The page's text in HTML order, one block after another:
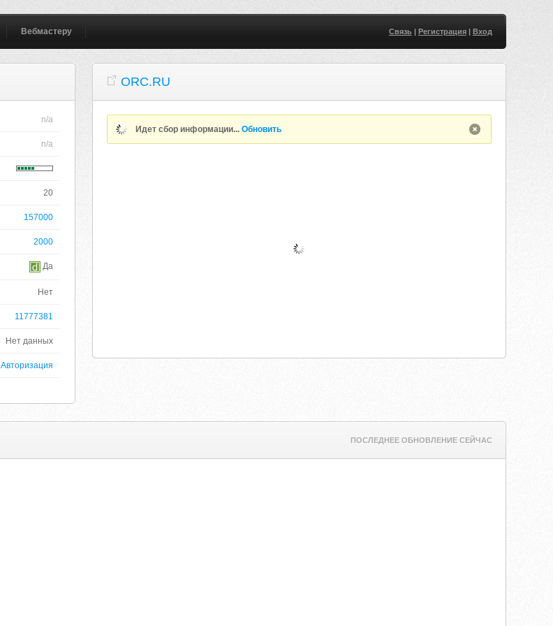
Вебмастеру Связь| Регистрация| Вход
n/a
n/a
20
157000
2000
Да
Нет
11777381
Нет данных
Авторизация
ORC.RU
Идет сбор информации...Обновить
ПОСЛЕДНЕЕ ОБНОВЛЕНИЕ СЕЙЧАС